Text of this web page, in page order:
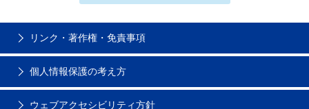
リンク・著作権・免責事項
個人情報保護の考え方
ウェブアクセシビリティ方針